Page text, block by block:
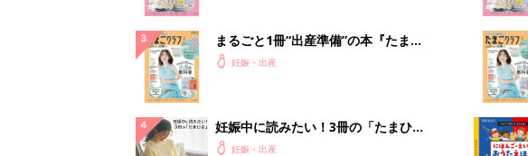
まるごと1冊“出産準備”の本『たまご
クラブ 夏号』〈スペシャル大特集〉
妊娠・出産
妊娠中に読みたい！3冊の「たまひ
よ」妊娠・出産